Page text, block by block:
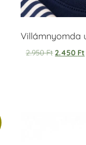
Villámnyomda
2.950Ft 2.450 Ft